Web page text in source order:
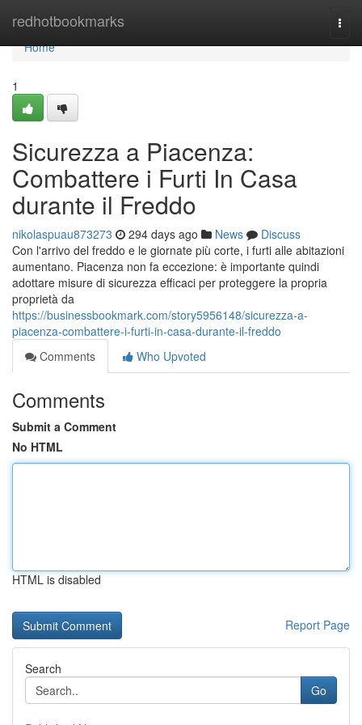
redhotbookmarks
Home
Home
1
Sicurezza a Piacenza:
Combattere i Furti In Casa
durante il Freddo
nikolaspuau873273 294 days ago News
Discuss
Con l'arrivo del freddo e le giornate più corte, i furti alle abitazioni
aumentano. Piacenza non fa eccezione: è importante quindi
adottare misure di sicurezza efficaci per proteggere la propria
proprietà da
https://businessbookmark.com/story5956148/sicurezza-a-
piacenza-combattere-i-furti-in-casa-durante-il-freddo
Comments
Who Upvoted
Comments
Submit a Comment
No HTML
HTML is disabled
Report Page
Search
Go